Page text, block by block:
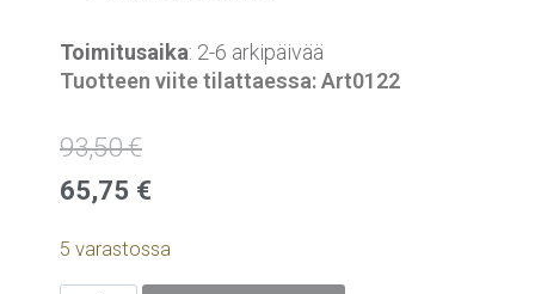
Toimitusaika: 2-6 arkipäivää
Tuotteen viite tilattaessa: Art0122
93,50€
65,75 €
5 varastossa